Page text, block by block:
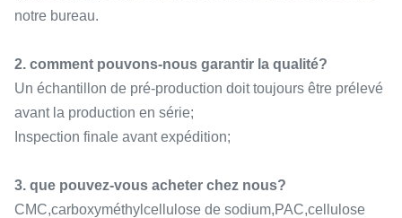
notre bureau.
2. comment pouvons-nous garantir la qualité?
Un échantillon de pré-production doit toujours être prélevé
avant la production en série;
Inspection finale avant expédition;
3. que pouvez-vous acheter chez nous?
CMC,carboxyméthylcellulose de sodium,PAC,cellulose